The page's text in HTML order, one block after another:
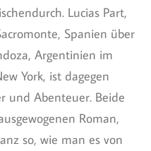
Lucias Part,
Spanien über
Argentinien im
York, ist dagegen
und Abenteuer. Beide
Roman,
so, wie man es von